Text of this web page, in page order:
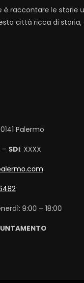
è raccontare le storie
città ricca di storia,
Palermo
– SDI: XXXX
9:00 – 18:00